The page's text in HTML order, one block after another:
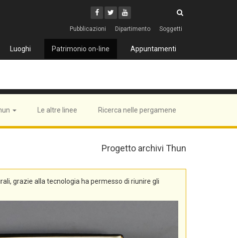
Facebook
Twitter
Youtube
Pubblicazioni Dipartimento Soggetti
Luoghi Patrimonio on-line Appuntamenti
Le altre linee Ricerca nelle pergamene
Progetto archivi Thun
grazie alla tecnologia ha permesso di riunire gli